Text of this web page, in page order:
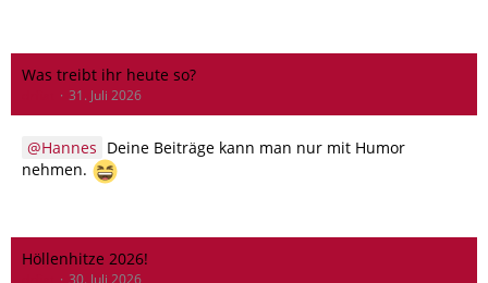
Was treibt ihr heute so?
31. Juli 2026
Hannes Deine Beiträge kann man nur mit Humor
nehmen.
Höllenhitze 2026!
30. Juli 2026